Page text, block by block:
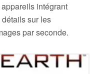
intégrant
sur les
par seconde.